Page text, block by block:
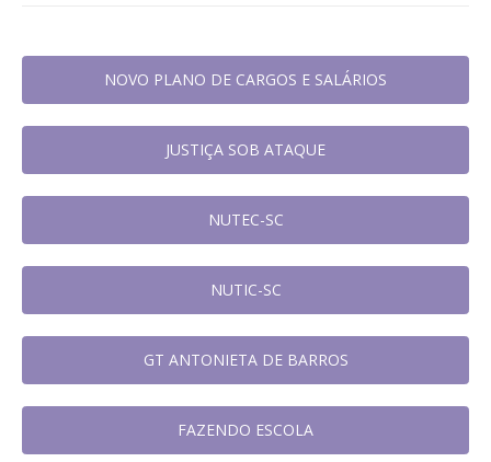
NOVO PLANO DE CARGOS E SALÁRIOS
JUSTIÇA SOB ATAQUE
NUTEC-SC
NUTIC-SC
GT ANTONIETA DE BARROS
FAZENDO ESCOLA